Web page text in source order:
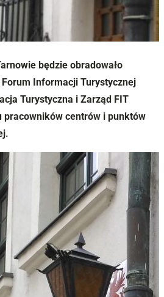
będzie obradowało
Informacji Turystycznej
Turystyczna i Zarząd FIT
pracowników centrów i punktów